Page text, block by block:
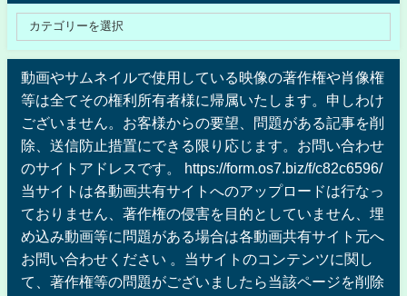
動画やサムネイルで使用している映像の著作権や肖像権
等は全てその権利所有者様に帰属いたします。申しわけ
ございません。お客様からの要望、問題がある記事を削
除、送信防止措置にできる限り応じます。お問い合わせ
のサイトアドレスです。 https://form.os7.biz/f/c82c6596/
当サイトは各動画共有サイトへのアップロードは行なっ
ておりません、著作権の侵害を目的としていません、埋
め込み動画等に問題がある場合は各動画共有サイト元へ
お問い合わせください 。当サイトのコンテンツに関し
て、著作権等の問題がございましたら当該ページを削除